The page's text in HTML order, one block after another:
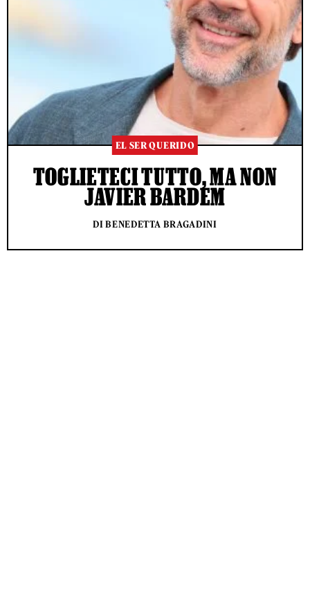
EL SER QUERIDO
TOGLIETECI TUTTO, MA NON
JAVIER BARDEM
DI BENEDETTA BRAGADINI